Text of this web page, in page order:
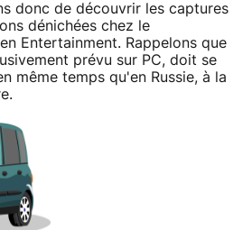
donc de découvrir les captures
dénichées chez le
Entertainment. Rappelons que
prévu sur PC, doit se
même temps qu'en Russie, à la